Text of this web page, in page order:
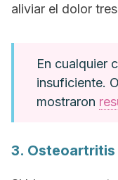
aliviar el dolor
En cualquier
insuficiente.
mostraron
3. Osteoartritis